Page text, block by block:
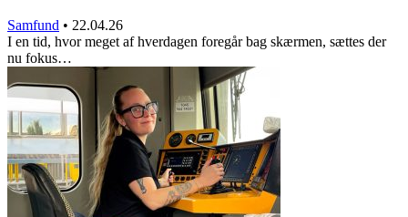
Samfund • 22.04.26
I en tid, hvor meget af hverdagen foregår bag skærmen, sættes der
nu fokus…